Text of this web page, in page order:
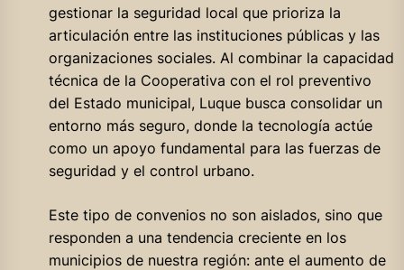
gestionar la seguridad local que prioriza la
articulación entre las instituciones públicas y las
organizaciones sociales. Al combinar la capacidad
técnica de la Cooperativa con el rol preventivo
del Estado municipal, Luque busca consolidar un
entorno más seguro, donde la tecnología actúe
como un apoyo fundamental para las fuerzas de
seguridad y el control urbano.
Este tipo de convenios no son aislados, sino que
responden a una tendencia creciente en los
municipios de nuestra región: ante el aumento de